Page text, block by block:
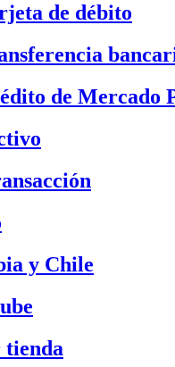
de débito
de Mercado
y Chile